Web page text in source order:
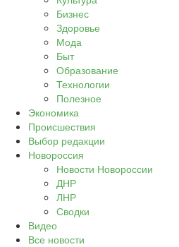
Бизнес
Здоровье
Мода
Быт
Образование
Технологии
Полезное
Экономика
Происшествия
Выбор редакции
Новороссия
Новости Новороссии
ДНР
ЛНР
Сводки
Видео
Все новости